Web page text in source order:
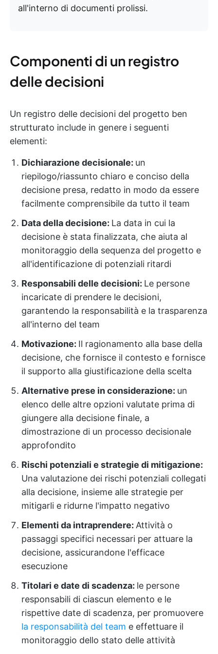
all'interno di documenti prolissi.
Componenti di un registro
delle decisioni
Un registro delle decisioni del progetto ben
strutturato include in genere i seguenti
elementi:
Dichiarazione decisionale: un
riepilogo/riassunto chiaro e conciso della
decisione presa, redatto in modo da essere
facilmente comprensibile da tutto il team
Data della decisione: La data in cui la
decisione è stata finalizzata, che aiuta al
monitoraggio della sequenza del progetto e
all'identificazione di potenziali ritardi
Responsabili delle decisioni: Le persone
incaricate di prendere le decisioni,
garantendo la responsabilità e la trasparenza
all'interno del team
Motivazione: Il ragionamento alla base della
decisione, che fornisce il contesto e fornisce
il supporto alla giustificazione della scelta
Alternative prese in considerazione: un
elenco delle altre opzioni valutate prima di
giungere alla decisione finale, a
dimostrazione di un processo decisionale
approfondito
Rischi potenziali e strategie di mitigazione:
Una valutazione dei rischi potenziali collegati
alla decisione, insieme alle strategie per
mitigarli e ridurne l'impatto negativo
Elementi da intraprendere: Attività o
passaggi specifici necessari per attuare la
decisione, assicurandone l'efficace
esecuzione
Titolari e date di scadenza: le persone
responsabili di ciascun elemento e le
rispettive date di scadenza, per promuovere
la responsabilità del team e effettuare il
monitoraggio dello stato delle attività